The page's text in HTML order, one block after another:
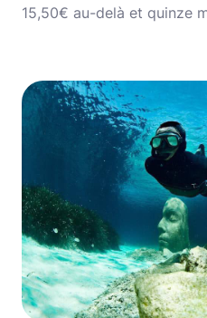
15,50€ au-delà et quinze